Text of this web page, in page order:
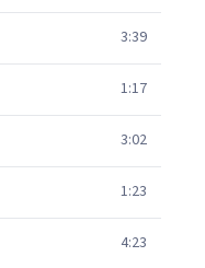
3:39
1:17
3:02
1:23
4:23